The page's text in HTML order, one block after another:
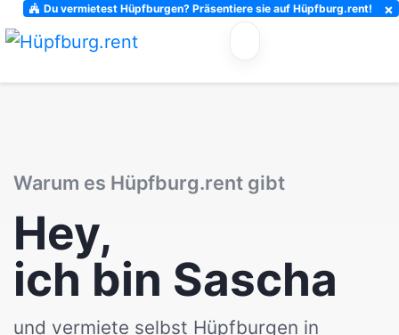
Du vermietest Hüpfburgen? Präsentiere sie auf Hüpfburg.rent! ×
Warum es Hüpfburg.rent gibt
Hey,
ich bin Sascha
und vermiete selbst Hüpfburgen in